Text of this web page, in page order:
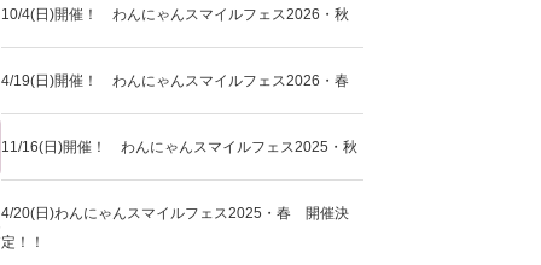
10/4(日)開催！ わんにゃんスマイルフェス2026・秋
4/19(日)開催！ わんにゃんスマイルフェス2026・春
11/16(日)開催！ わんにゃんスマイルフェス2025・秋
4/20(日)わんにゃんスマイルフェス2025・春 開催決
定！！